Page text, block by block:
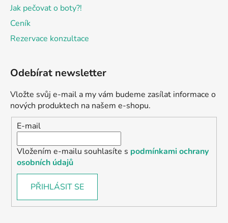
Jak pečovat o boty?!
Ceník
Rezervace konzultace
Odebírat newsletter
Vložte svůj e-mail a my vám budeme zasílat informace o
nových produktech na našem e-shopu.
E-mail
Vložením e-mailu souhlasíte s podmínkami ochrany
osobních údajů
PŘIHLÁSIT SE